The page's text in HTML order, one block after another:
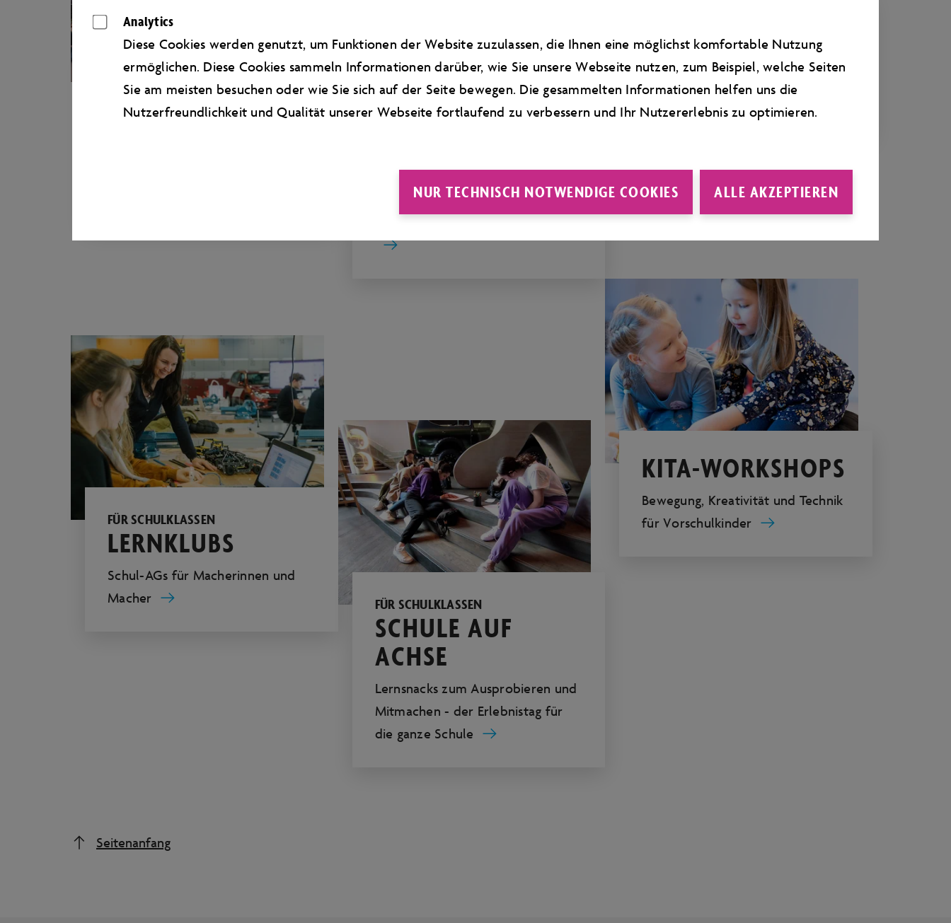
ZUKUNFTSTAG
2026
FÜR AUSZUBILDENDE
SKILL FACTORY
Der Azubi-Teamtag mit Lerneffekt
KLASSENFAHRT
Drei Tage MINT in Wolfsburg
FÜR SCHULKLASSEN
LERNKLUBS
Schul-AGs für Macherinnen und
Macher
FÜR SCHULKLASSEN
SCHULE AUF
ACHSE
Lernsnacks zum Ausprobieren und
Mitmachen - der Erlebnistag für
die ganze Schule
KITA-WORKSHOPS
Bewegung, Kreativität und Technik
für Vorschulkinder
Seitenanfang
Analytics
Diese Cookies werden genutzt, um Funktionen der Website zuzulassen, die Ihnen eine möglichst komfortable Nutzung
ermöglichen. Diese Cookies sammeln Informationen darüber, wie Sie unsere Webseite nutzen, zum Beispiel, welche Seiten
Sie am meisten besuchen oder wie Sie sich auf der Seite bewegen. Die gesammelten Informationen helfen uns die
Nutzerfreundlichkeit und Qualität unserer Webseite fortlaufend zu verbessern und Ihr Nutzererlebnis zu optimieren.
NUR TECHNISCH NOTWENDIGE COOKIES ALLE AKZEPTIEREN